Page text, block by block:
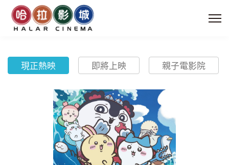
現正熱映 即將上映 親子電影院